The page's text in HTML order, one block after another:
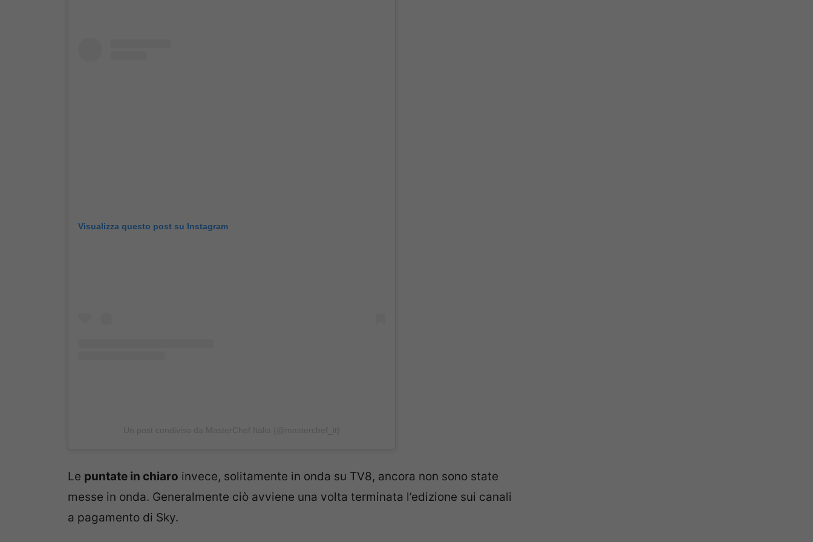
Visualizza questo post su Instagram
Le puntate in chiaro invece, solitamente in onda su TV8, ancora non sono state
messe in onda. Generalmente ciò avviene una volta terminata l’edizione sui canali
a pagamento di Sky.